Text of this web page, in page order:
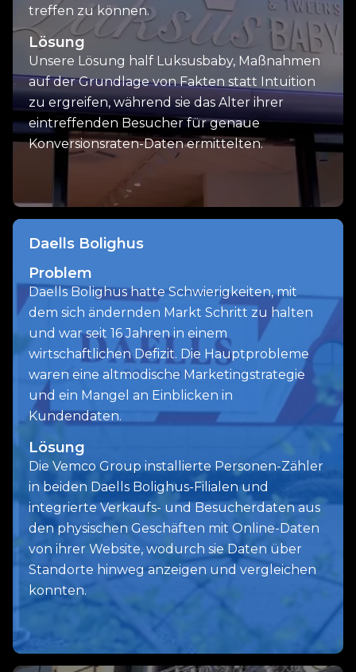
treffen zu können.
Lösung
Unsere Lösung half Luksusbaby, Maßnahmen
auf der Grundlage von Fakten statt Intuition
zu ergreifen, während sie das Alter ihrer
eintreffenden Besucher für genaue
Konversionsraten-Daten ermittelten.
Daells Bolighus
Problem
Daells Bolighus hatte Schwierigkeiten, mit
dem sich ändernden Markt Schritt zu halten
und war seit 16 Jahren in einem
wirtschaftlichen Defizit. Die Hauptprobleme
waren eine altmodische Marketingstrategie
und ein Mangel an Einblicken in
Kundendaten.
Lösung
Die Vemco Group installierte Personen-Zähler
in beiden Daells Bolighus-Filialen und
integrierte Verkaufs- und Besucherdaten aus
den physischen Geschäften mit Online-Daten
von ihrer Website, wodurch sie Daten über
Standorte hinweg anzeigen und vergleichen
konnten.